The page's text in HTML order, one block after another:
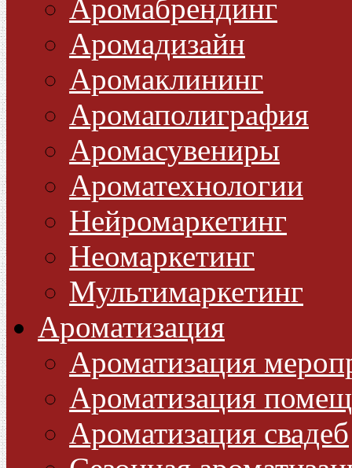
Аромабрендинг
Аромадизайн
Аромаклининг
Аромаполиграфия
Аромасувениры
Ароматехнологии
Нейромаркетинг
Неомаркетинг
Мультимаркетинг
Ароматизация
Ароматизация
Ароматизация
Ароматизация свадеб